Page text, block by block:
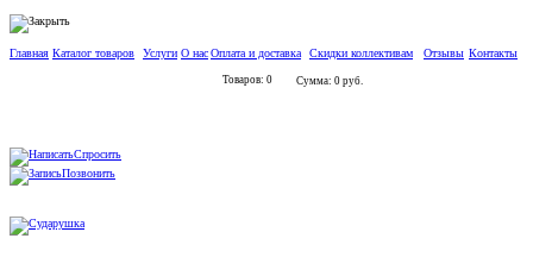
Главная Каталог товаров Услуги О насОплата и доставка Скидки коллективам Отзывы Контакты
Товаров: 0 Сумма: 0 руб.
Спросить
Позвонить